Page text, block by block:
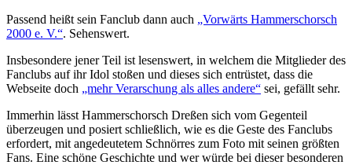
Passend heißt sein Fanclub dann auch „Vorwärts Hammerschorsch
2000 e. V.“. Sehenswert.
Insbesondere jener Teil ist lesenswert, in welchem die Mitglieder des
Fanclubs auf ihr Idol stoßen und dieses sich entrüstet, dass die
Webseite doch „mehr Verarschung als alles andere“ sei, gefällt sehr.
Immerhin lässt Hammerschorsch Dreßen sich vom Gegenteil
überzeugen und posiert schließlich, wie es die Geste des Fanclubs
erfordert, mit angedeutetem Schnörres zum Foto mit seinen größten
Fans. Eine schöne Geschichte und wer würde bei dieser besonderen